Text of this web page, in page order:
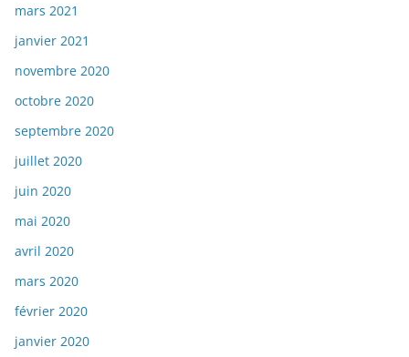
mars 2021
janvier 2021
novembre 2020
octobre 2020
septembre 2020
juillet 2020
juin 2020
mai 2020
avril 2020
mars 2020
février 2020
janvier 2020